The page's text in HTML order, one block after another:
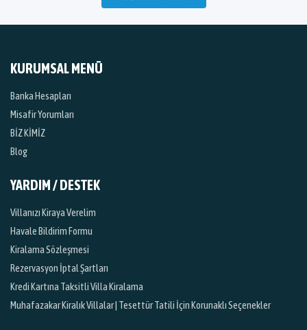
KURUMSAL MENÜ
Banka Hesapları
Misafir Yorumları
BİZ KİMİZ
Blog
YARDIM / DESTEK
Villanızı Kiraya Verelim
Havale Bildirim Formu
Kiralama Sözleşmesi
Rezervasyon İptal Şartları
Kredi Kartına Taksitli Villa Kiralama
Muhafazakar Kiralık Villalar | Tesettür Tatili İçin Korunaklı Seçenekler